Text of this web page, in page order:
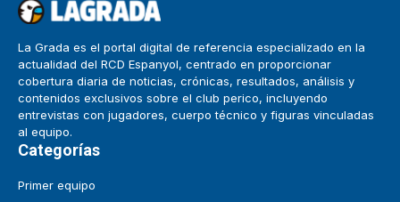
La Grada es el portal digital de referencia especializado en la
actualidad del RCD Espanyol, centrado en proporcionar
cobertura diaria de noticias, crónicas, resultados, análisis y
contenidos exclusivos sobre el club perico, incluyendo
entrevistas con jugadores, cuerpo técnico y figuras vinculadas
al equipo.
Categorías
Primer equipo